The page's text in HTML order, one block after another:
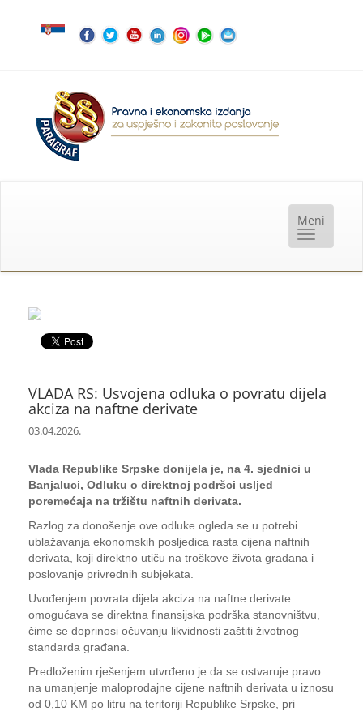
VLADA RS: Usvojena odluka o povratu dijela
akciza na naftne derivate
03.04.2026.
Vlada Republike Srpske donijela je, na 4. sjednici u
Banjaluci, Odluku o direktnoj podršci usljed
poremećaja na tržištu naftnih derivata.
Razlog za donošenje ove odluke ogleda se u potrebi
ublažavanja ekonomskih posljedica rasta cijena naftnih
derivata, koji direktno utiču na troškove života građana i
poslovanje privrednih subjekata.
Uvođenjem povrata dijela akciza na naftne derivate
omogućava se direktna finansijska podrška stanovništvu,
čime se doprinosi očuvanju likvidnosti zaštiti životnog
standarda građana.
Predloženim rješenjem utvrđeno je da se ostvaruje pravo
na umanjenje maloprodajne cijene naftnih derivata u iznosu
od 0,10 KM po litru na teritoriji Republike Srpske, pri